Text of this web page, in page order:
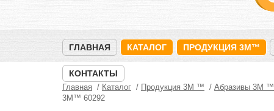
ГЛАВНАЯ КАТАЛОГ ПРОДУКЦИЯ 3M™
КОНТАКТЫ
Главная Каталог Продукция 3M ™ Абразивы 3М ™
3M™ 60292